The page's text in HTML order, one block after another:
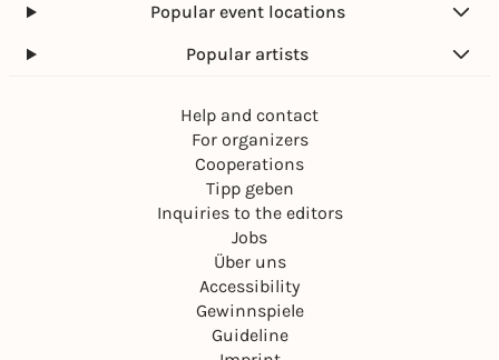
Popular event locations
Popular artists
Help and contact
For organizers
Cooperations
Tipp geben
Inquiries to the editors
Jobs
Über uns
Accessibility
Gewinnspiele
Guideline